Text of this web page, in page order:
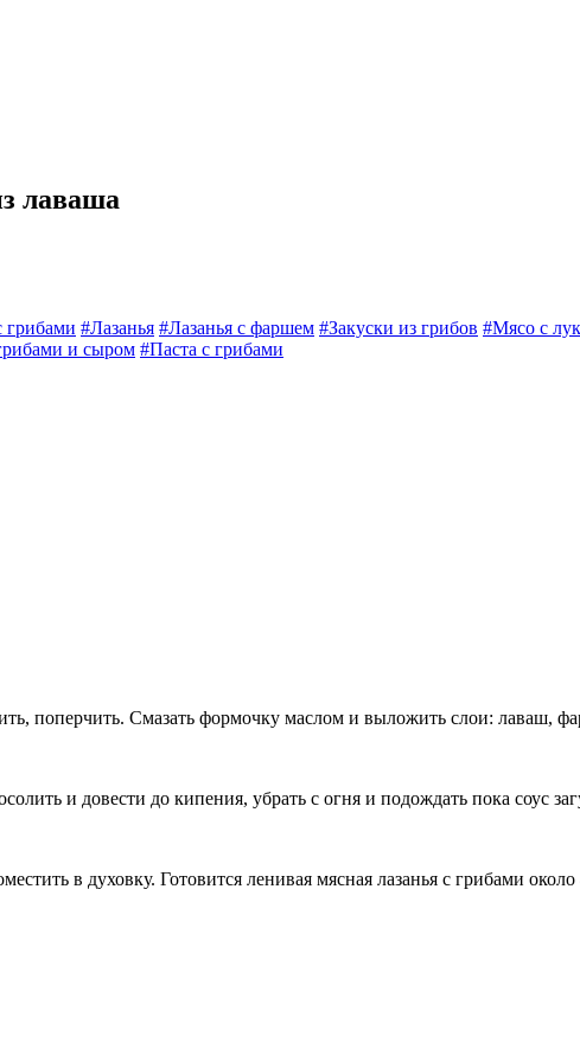
лаваша
грибами #Лазанья #Лазанья с фаршем #Закуски из грибов #Мясо с
и сыром #Паста с грибами
поперчить. Смазать формочку маслом и выложить слои: лаваш,
и довести до кипения, убрать с огня и подождать пока соус
в духовку. Готовится ленивая мясная лазанья с грибами